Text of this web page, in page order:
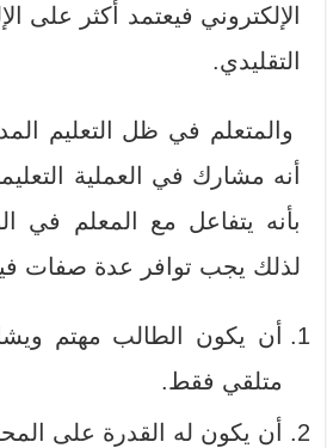
الإلكتروني فيعتمد أكثر على
التقليدي.
والمتعلم في ظل التعليم
أنه مشارك في العملية
بأنه يتفاعل مع المعلم في
لذلك يجب توافر عدة صفات
أن يكون الطالب مهتم
متلقي فقط.
أن يكون له القدرة على